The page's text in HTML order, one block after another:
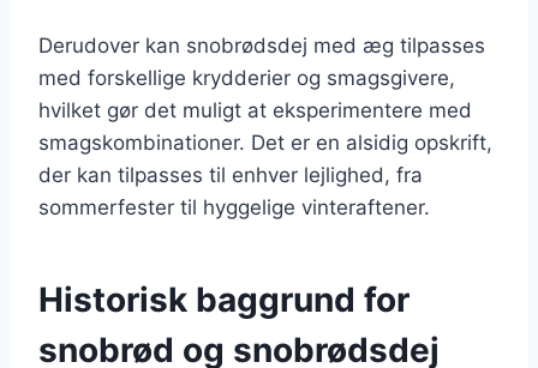
Derudover kan snobrødsdej med æg tilpasses
med forskellige krydderier og smagsgivere,
hvilket gør det muligt at eksperimentere med
smagskombinationer. Det er en alsidig opskrift,
der kan tilpasses til enhver lejlighed, fra
sommerfester til hyggelige vinteraftener.
Historisk baggrund for
snobrød og snobrødsdej